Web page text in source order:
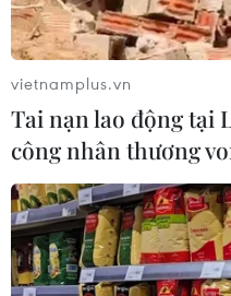
Vượt lên di chứng chất
chàng trai Đồng Tháp
cuộc đời
08/08/2026 06:00
Dắt chó đi dạo không
định, bị phạt đến 2
08/08/2026 04:16
vietnamplus.vn
Tai nạn lao động tại
công nhân thương